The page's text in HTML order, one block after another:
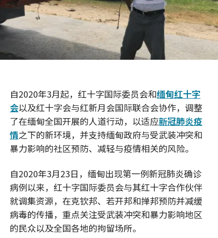
自2020年3月起，红十字国际委员会和缅甸红十字
会以及红十字会与红新月会国际联合会协作，调整
了在缅甸全国开展的人道行动，以适应新冠肺炎疫
情之下的新环境，并支持缅甸政府与受武装冲突和
暴力影响的社区预防、减轻与疫情相关的风险。
自2020年3月23日，缅甸出现第一例新冠肺炎确诊
病例以来，红十字国际委员会与其红十字合作伙伴
就调集资源，在克钦邦、若开邦和掸邦预防并减缓
病毒的传播，重点关注受武装冲突和暴力影响地区
的民众以及全国各地的拘留场所。